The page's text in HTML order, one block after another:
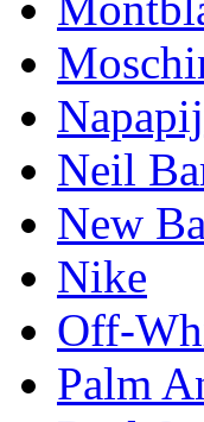
Neil
New
Nike
Off-
Palm